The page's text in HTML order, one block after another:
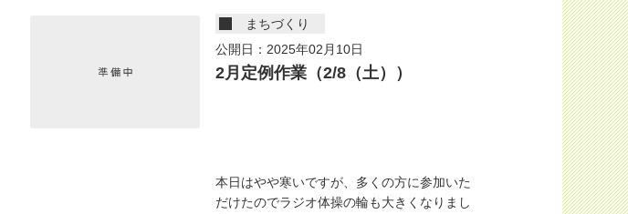
まちづくり
公開日：2025年02月10日
2月定例作業（2/8（土））
本日はやや寒いですが、多くの方に参加いた
だけたのでラジオ体操の輪も大きくなりまし